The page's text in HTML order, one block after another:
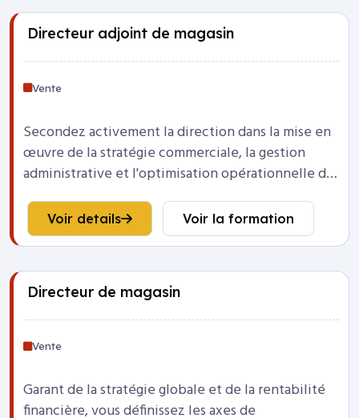
Directeur adjoint de magasin
Vente
Secondez activement la direction dans la mise en
œuvre de la stratégie commerciale, la gestion
administrative et l'optimisation opérationnelle de
Voir details Voir la formation
Directeur de magasin
Vente
Garant de la stratégie globale et de la rentabilité
financière, vous définissez les axes de